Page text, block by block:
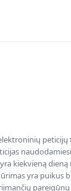
kiekvieną
yra puikus
pareigūnų